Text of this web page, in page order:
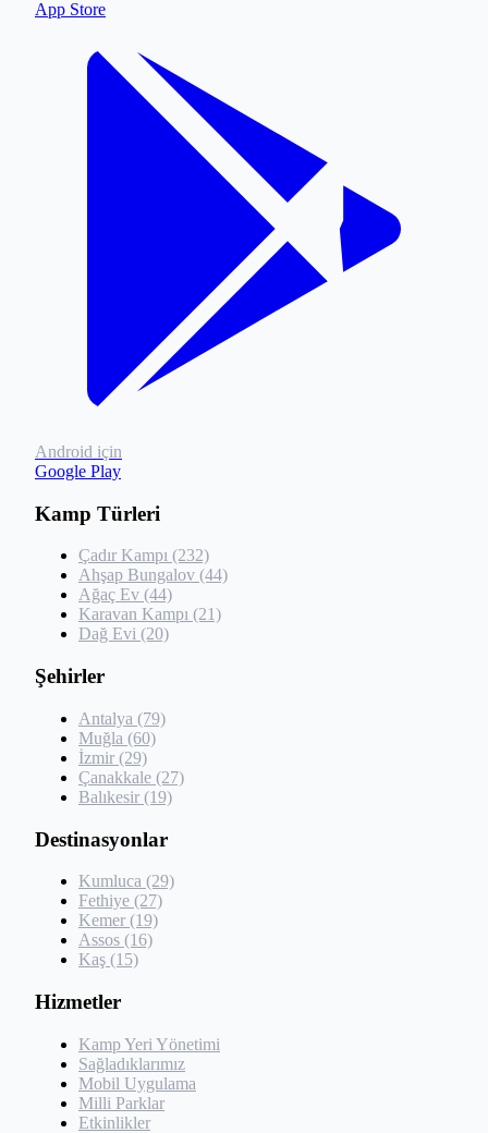
App Store
Android için
Google Play
Kamp Türleri
Çadır Kampı (232)
Ahşap Bungalov (44)
Ağaç Ev (44)
Karavan Kampı (21)
Dağ Evi (20)
Şehirler
Antalya (79)
Muğla (60)
İzmir (29)
Çanakkale (27)
Balıkesir (19)
Destinasyonlar
Kumluca (29)
Fethiye (27)
Kemer (19)
Assos (16)
Kaş (15)
Hizmetler
Kamp Yeri Yönetimi
Sağladıklarımız
Mobil Uygulama
Milli Parklar
Etkinlikler